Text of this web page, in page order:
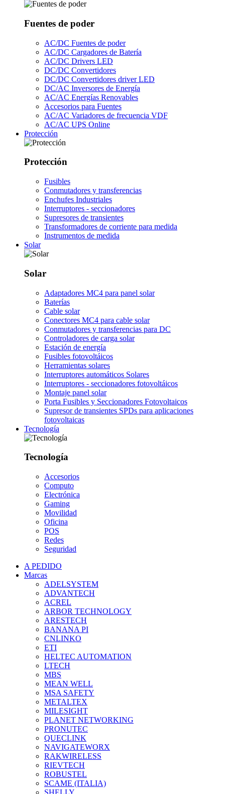
Fuentes de poder
AC/DC Fuentes de poder
AC/DC Cargadores de Batería
AC/DC Drivers LED
DC/DC Convertidores
DC/DC Convertidores driver LED
DC/AC Inversores de Energía
AC/AC Energías Renovables
Accesorios para Fuentes
AC/AC Variadores de frecuencia VDF
AC/AC UPS Online
Protección
Protección
Fusibles
Conmutadores y transferencias
Enchufes Industriales
Interruptores - seccionadores
Supresores de transientes
Transformadores de corriente para medida
Instrumentos de medida
Solar
Solar
Adaptadores MC4 para panel solar
Baterías
Cable solar
Conectores MC4 para cable solar
Conmutadores y transferencias para DC
Controladores de carga solar
Estación de energía
Fusibles fotovoltáicos
Herramientas solares
Interruptores automáticos Solares
Interruptores - seccionadores fotovoltáicos
Montaje panel solar
Porta Fusibles y Seccionadores Fotovoltaicos
Supresor de transientes SPDs para aplicaciones
fotovoltaicas
Tecnología
Tecnología
Accesorios
Computo
Electrónica
Gaming
Movilidad
Oficina
POS
Redes
Seguridad
A PEDIDO
Marcas
ADELSYSTEM
ADVANTECH
ACREL
ARBOR TECHNOLOGY
ARESTECH
BANANA PI
CNLINKO
ETI
HELTEC AUTOMATION
LTECH
MBS
MEAN WELL
MSA SAFETY
METALTEX
MILESIGHT
PLANET NETWORKING
PRONUTEC
QUECLINK
NAVIGATEWORX
RAKWIRELESS
RIEVTECH
ROBUSTEL
SCAME (ITALIA)
SHELLY